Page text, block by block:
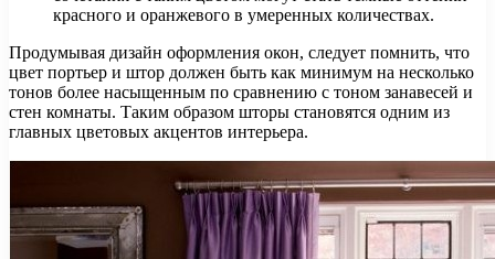
красного и оранжевого в умеренных количествах.
Продумывая дизайн оформления окон, следует помнить, что
цвет портьер и штор должен быть как минимум на несколько
тонов более насыщенным по сравнению с тоном занавесей и
стен комнаты. Таким образом шторы становятся одним из
главных цветовых акцентов интерьера.